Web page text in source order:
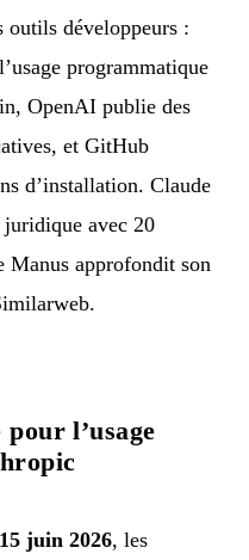
outils développeurs :
programmatique
OpenAI publie des
et GitHub
d’installation. Claude
avec 20
Manus approfondit son
l’usage
15 juin 2026, les